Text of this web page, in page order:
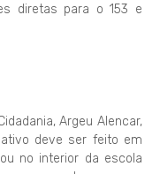
diretas para o 153 e
Argeu Alencar,
deve ser feito em
no interior da escola